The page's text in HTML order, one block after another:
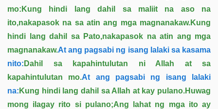
mo:Kung hindi lang dahil sa maliit na aso na
ito,nakapasok na sa atin ang mga magnanakaw.Kung
hindi lang dahil sa Pato,nakapasok na atin ang mga
magnanakaw.At ang pagsabi ng isang lalaki sa kasama
nito: Dahil sa kapahintulutan ni Allah at sa
kapahintulutan mo.At ang pagsabi ng isang lalaki
na: Kung hindi lang dahil sa Allah at kay pulano.Huwag
mong ilagay rito si pulano;Ang lahat ng mga ito ay